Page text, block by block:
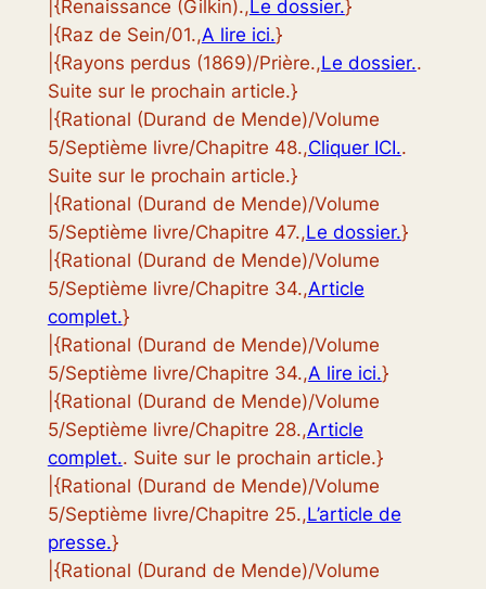
|{Renaissance (Gilkin).,Le dossier.}
|{Raz de Sein/01.,A lire ici.}
|{Rayons perdus (1869)/Prière.,Le dossier..
Suite sur le prochain article.}
|{Rational (Durand de Mende)/Volume
5/Septième livre/Chapitre 48.,Cliquer ICI..
Suite sur le prochain article.}
|{Rational (Durand de Mende)/Volume
5/Septième livre/Chapitre 47.,Le dossier.}
|{Rational (Durand de Mende)/Volume
5/Septième livre/Chapitre 34.,Article
complet.}
|{Rational (Durand de Mende)/Volume
5/Septième livre/Chapitre 34.,A lire ici.}
|{Rational (Durand de Mende)/Volume
5/Septième livre/Chapitre 28.,Article
complet.. Suite sur le prochain article.}
|{Rational (Durand de Mende)/Volume
5/Septième livre/Chapitre 25.,L’article de
presse.}
|{Rational (Durand de Mende)/Volume